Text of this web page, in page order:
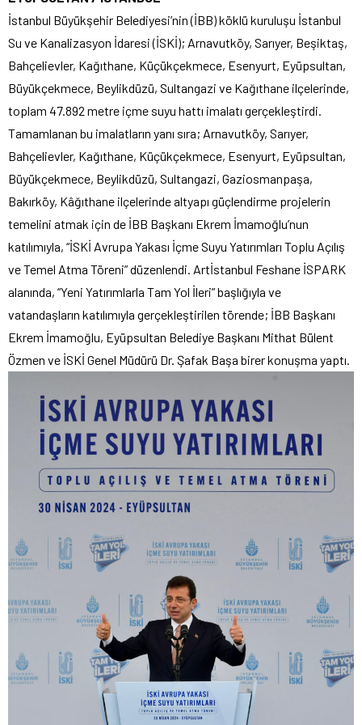
İstanbul Büyükşehir Belediyesi’nin (İBB) köklü kuruluşu İstanbul
Su ve Kanalizasyon İdaresi (İSKİ); Arnavutköy, Sarıyer, Beşiktaş,
Bahçelievler, Kağıthane, Küçükçekmece, Esenyurt, Eyüpsultan,
Büyükçekmece, Beylikdüzü, Sultangazi ve Kağıthane ilçelerinde,
toplam 47.892 metre içme suyu hattı imalatı gerçekleştirdi.
Tamamlanan bu imalatların yanı sıra; Arnavutköy, Sarıyer,
Bahçelievler, Kağıthane, Küçükçekmece, Esenyurt, Eyüpsultan,
Büyükçekmece, Beylikdüzü, Sultangazi, Gaziosmanpaşa,
Bakırköy, Kâğıthane ilçelerinde altyapı güçlendirme projelerin
temelini atmak için de İBB Başkanı Ekrem İmamoğlu’nun
katılımıyla, “İSKİ Avrupa Yakası İçme Suyu Yatırımları Toplu Açılış
ve Temel Atma Töreni” düzenlendi. Artİstanbul Feshane İSPARK
alanında, “Yeni Yatırımlarla Tam Yol İleri” başlığıyla ve
vatandaşların katılımıyla gerçekleştirilen törende; İBB Başkanı
Ekrem İmamoğlu, Eyüpsultan Belediye Başkanı Mithat Bülent
Özmen ve İSKİ Genel Müdürü Dr. Şafak Başa birer konuşma yaptı.